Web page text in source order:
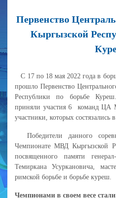
Первенство
Кыргызской
С 17 по 18 мая 2022 года в
прошло Первенство
Республики по борьбе
приняли участия 6 команд ЦА
участники, которых состязались
Победители данного
Чемпионате МВД Кыргызской
посвященного памяти
Темиркана Усуркановича,
римской борьбе и борьбе куреш.
Чемпионами в своем весе